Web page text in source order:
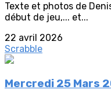
Texte et photos de
début de jeu,... et...
22 avril 2026
Scrabble
Mercredi 25 Mars